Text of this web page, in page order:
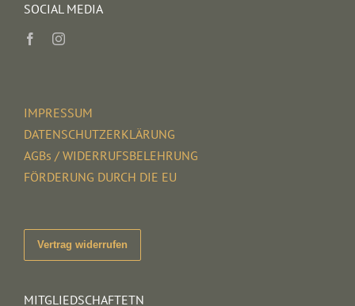
SOCIAL MEDIA
IMPRESSUM
DATENSCHUTZERKLÄRUNG
AGBs / WIDERRUFSBELEHRUNG
FÖRDERUNG DURCH DIE EU
Vertrag widerrufen
MITGLIEDSCHAFTETN